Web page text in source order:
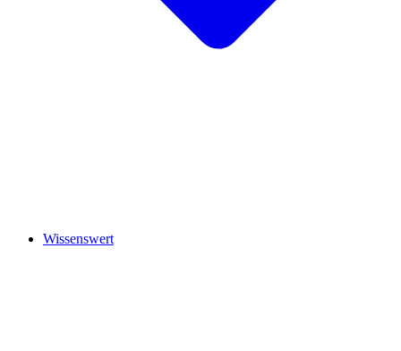
Wissenswert